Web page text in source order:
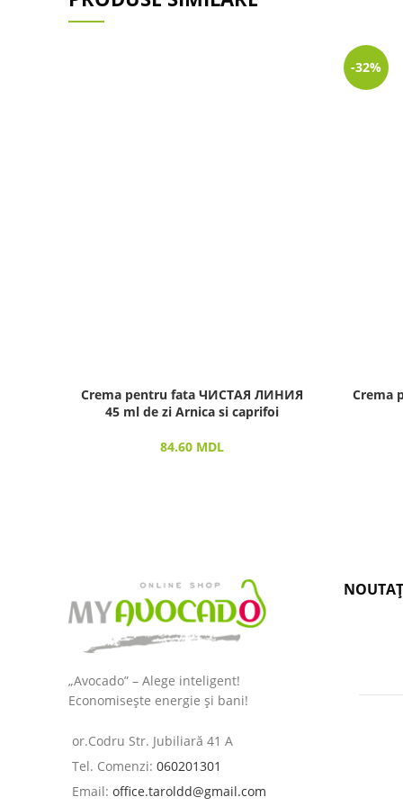
Crema pentru fata ЧИСТАЯ ЛИНИЯ
45 ml de zi Arnica si caprifoi
84.60 MDL
-32%
Crema
„Avocado” – Alege inteligent!
Economisește energie și bani!
or.Codru Str. Jubiliară 41 A
Tel. Comenzi: 060201301
Email: office.taroldd@gmail.com